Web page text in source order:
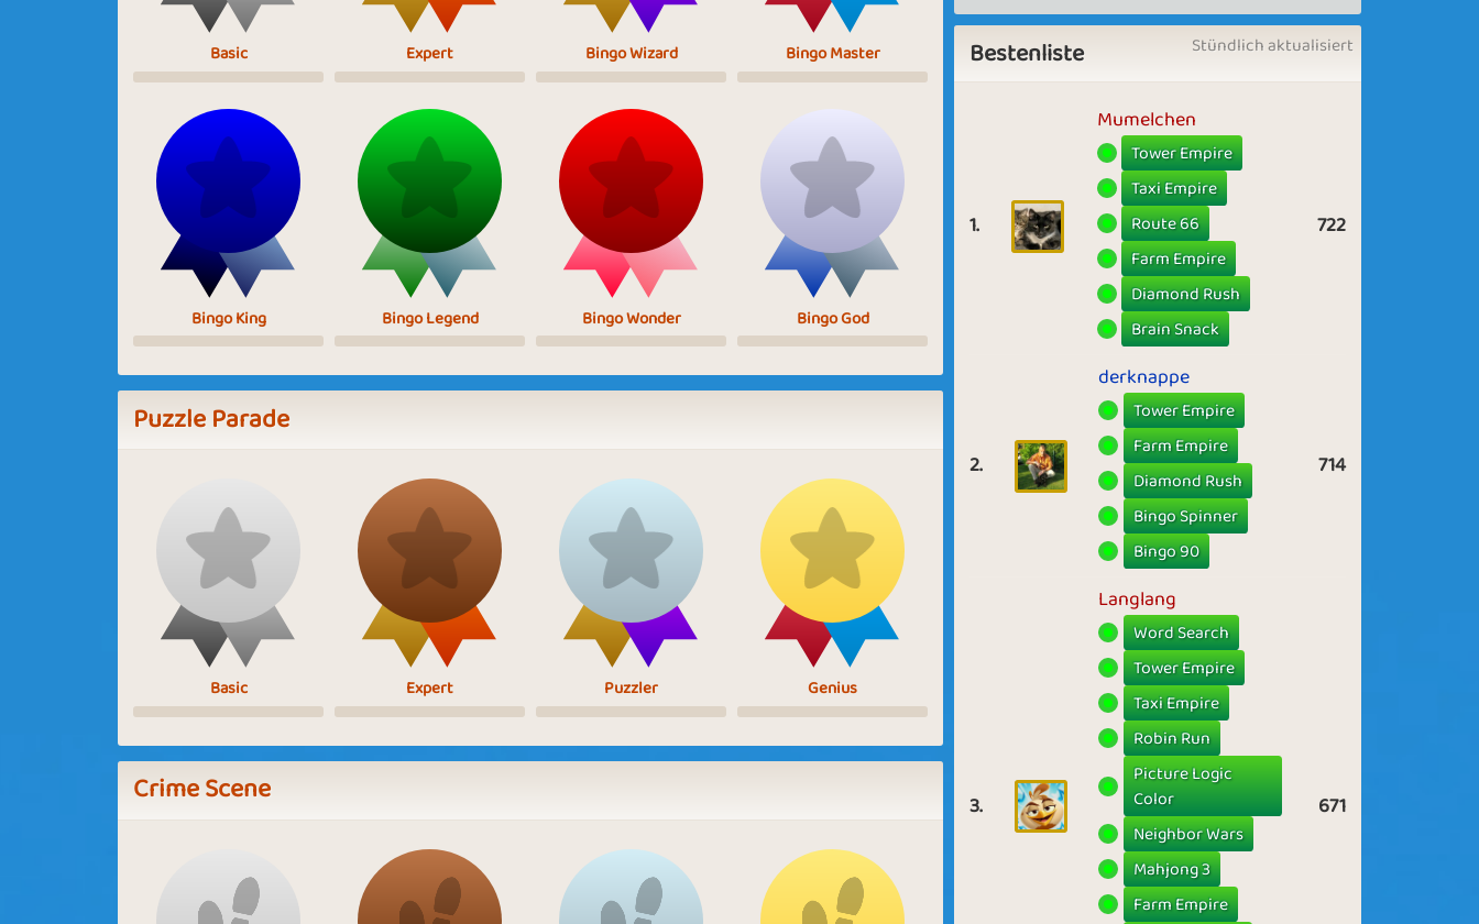
Basic Expert Bingo Wizard Bingo Master
Bingo King Bingo Legend Bingo Wonder Bingo God
Puzzle Parade
Basic Expert Puzzler Genius
Crime Scene
Bestenliste Stündlich aktualisiert
1.
Mumelchen
Tower Empire
Taxi Empire
Route 66
Farm Empire
Diamond Rush
Brain Snack
722
2.
derknappe
Tower Empire
Farm Empire
Diamond Rush
Bingo Spinner
Bingo 90
714
3.
Langlang
Word Search
Tower Empire
Taxi Empire
Robin Run
Picture Logic
Color
Neighbor Wars
Mahjong 3
Farm Empire
671